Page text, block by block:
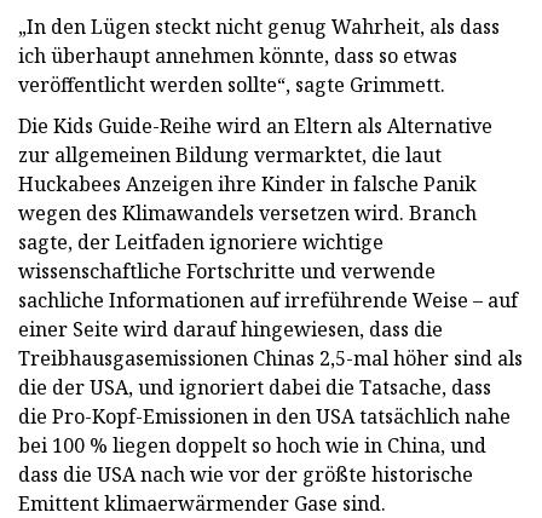
„In den Lügen steckt nicht genug Wahrheit, als dass
ich überhaupt annehmen könnte, dass so etwas
veröffentlicht werden sollte“, sagte Grimmett.
Die Kids Guide-Reihe wird an Eltern als Alternative
zur allgemeinen Bildung vermarktet, die laut
Huckabees Anzeigen ihre Kinder in falsche Panik
wegen des Klimawandels versetzen wird. Branch
sagte, der Leitfaden ignoriere wichtige
wissenschaftliche Fortschritte und verwende
sachliche Informationen auf irreführende Weise – auf
einer Seite wird darauf hingewiesen, dass die
Treibhausgasemissionen Chinas 2,5-mal höher sind als
die der USA, und ignoriert dabei die Tatsache, dass
die Pro-Kopf-Emissionen in den USA tatsächlich nahe
bei 100 % liegen doppelt so hoch wie in China, und
dass die USA nach wie vor der größte historische
Emittent klimaerwärmender Gase sind.